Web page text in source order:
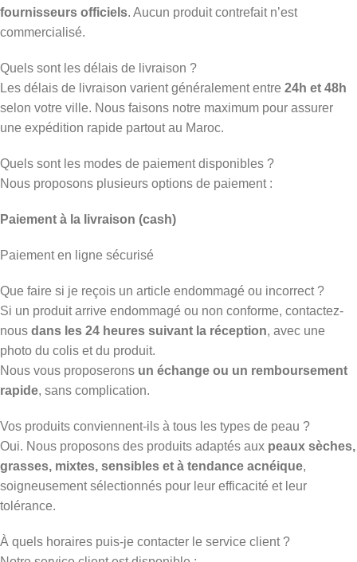
fournisseurs officiels. Aucun produit contrefait n’est
commercialisé.
Quels sont les délais de livraison ?
Les délais de livraison varient généralement entre 24h et 48h
selon votre ville. Nous faisons notre maximum pour assurer
une expédition rapide partout au Maroc.
Quels sont les modes de paiement disponibles ?
Nous proposons plusieurs options de paiement :
Paiement à la livraison (cash)
Paiement en ligne sécurisé
Que faire si je reçois un article endommagé ou incorrect ?
Si un produit arrive endommagé ou non conforme, contactez-
nous dans les 24 heures suivant la réception, avec une
photo du colis et du produit.
Nous vous proposerons un échange ou un remboursement
rapide, sans complication.
Vos produits conviennent-ils à tous les types de peau ?
Oui. Nous proposons des produits adaptés aux peaux sèches,
grasses, mixtes, sensibles et à tendance acnéique,
soigneusement sélectionnés pour leur efficacité et leur
tolérance.
À quels horaires puis-je contacter le service client ?